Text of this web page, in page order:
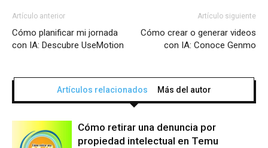
Artículo anterior
Cómo planificar mi jornada
con IA: Descubre UseMotion
Artículo siguiente
Cómo crear o generar videos
con IA: Conoce Genmo
Artículos relacionados Más del autor
Cómo retirar una denuncia por
propiedad intelectual en Temu